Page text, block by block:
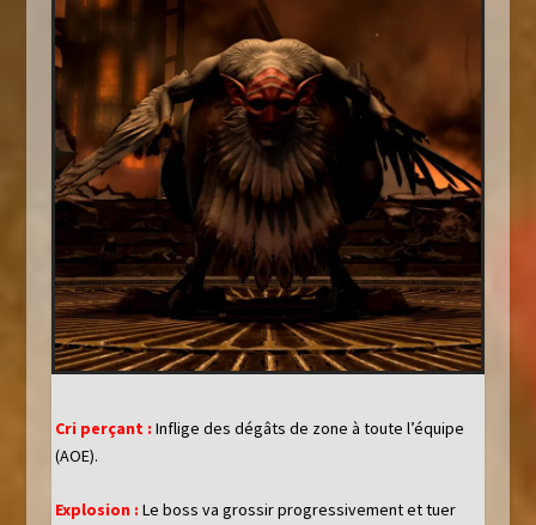
Cri perçant : Inflige des dégâts de zone à toute l’équipe
(AOE).
Explosion : Le boss va grossir progressivement et tuer